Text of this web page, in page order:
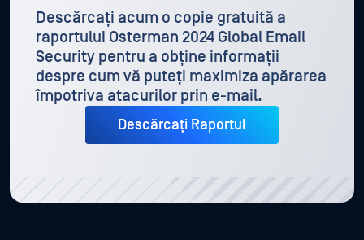
Descărcați acum o copie gratuită a
raportului Osterman 2024 Global Email
Security pentru a obține informații
despre cum vă puteți maximiza apărarea
împotriva atacurilor prin e-mail.
Descărcați Raportul